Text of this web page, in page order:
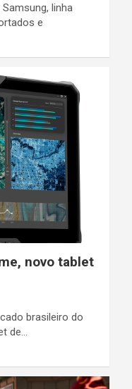
linha
e
novo tablet
brasileiro do
de…